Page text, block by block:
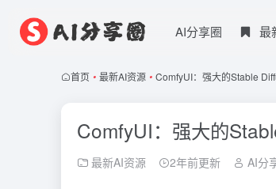
AI分享圈 最
首页 • 最新AI资源 • ComfyUI：强大的Stable
ComfyUI：强大的
最新AI资源 2年前更新 AI分